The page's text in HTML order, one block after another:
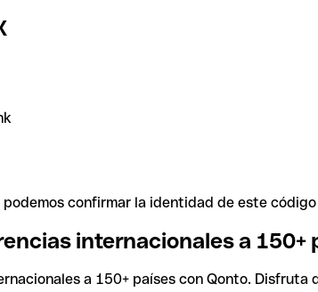
confirmar la identidad de este
internacionales a 150+
a 150+ países con Qonto.